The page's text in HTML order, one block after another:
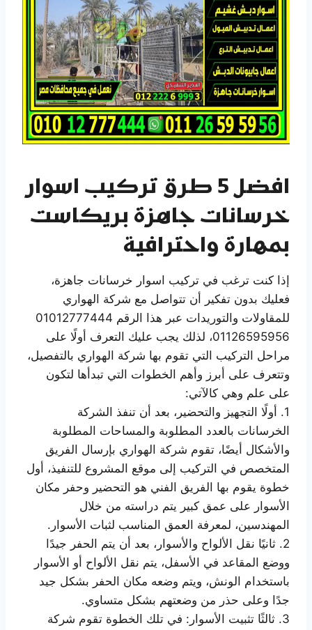
افضل 5 طرق تركيب اسوار
خرسانات جاهزة بريكاست
بمهارة واحترافية
إذا كنت ترغب في تركيب اسوار خرسانات جاهزة،
فعليك بدون تفكير أن تتواصل مع شركة الهواري
للمقاولات والتوريدات عبر هذا الرقم 01012777444
01126595956، لذلك يجب عليك التعرف أولًا على
مراحل التركيب التي تقوم بها شركة الهواري بالتفصيل،
وتتعرف على أبرز وأهم الخطوات التي تبدأها لتكون
على علم وهي كالآتي:
1. أولًا التجهيز والتحضير، بعد أن تنفذ الشركة
الخرسانات بالعدد المطلوبة والمساحات المطلوبة
والأشكال أيضًا، تقوم شركة الهواري بإرسال الفريق
المتخصص في التركيب إلى موقع المشروع للتنفيذ، أول
خطوة يقوم بها الفريق الفني هو التحضير وحفر مكان
الأسوار على عمق كبير يتم دراسته من خلال
المهندسين، لمعرفة العمق المناسب لثبات الأسوار.
2. ثانيًا نقل الألواح والأسوار، بعد أن يتم الحفر جيدًا
ووضع المقاعد في الأسفل، يتم نقل الألواح أو الأسوار
باستخدام الونش، ويتم وضعه مكان الحفر بشكل جيد
جدًا وعلى حذر من وضعتهم بشكل متساوي.
3. ثالثًا تثبيت الأسوار: في تلك الخطوة تقوم شركة